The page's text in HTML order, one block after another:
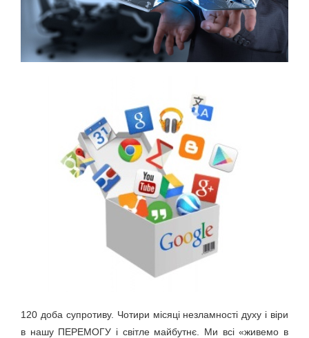
120 доба супротиву. Чотири місяці незламності духу і віри
в нашу ПЕРЕМОГУ і світле майбутнє. Ми всі «живемо в